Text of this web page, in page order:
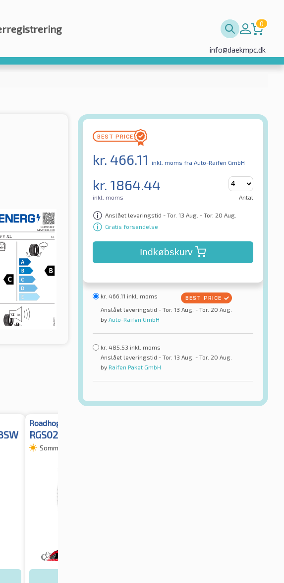
0
info@daekmpc.dk
kr. 466.11 inkl. moms fra Auto-Raifen GmbH
kr. 1864.44
inkl. moms Antal
Anslået leveringstid - Tor. 13 Aug. - Tor. 20 Aug.
Gratis forsendelse
Indkøbskurv
kr. 466.11 inkl. moms
Anslået leveringstid - Tor. 13 Aug. - Tor. 20 Aug.
by Auto-Raifen GmbH
kr. 485.53 inkl. moms
Anslået leveringstid - Tor. 13 Aug. - Tor. 20 Aug.
by Raifen Paket GmbH
Roadhog
RGS02 TL XL
Sommerdæk